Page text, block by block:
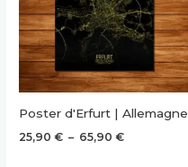
Poster d'Erfurt | Allemagne
25,90€ – 65,90€Plage